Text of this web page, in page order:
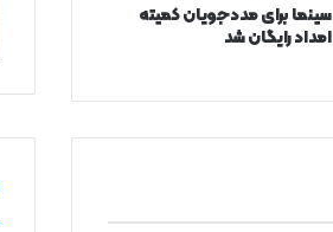
سینما برای مددجویان کمیته
امداد رایگان شد